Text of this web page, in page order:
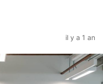
il y a 1 an